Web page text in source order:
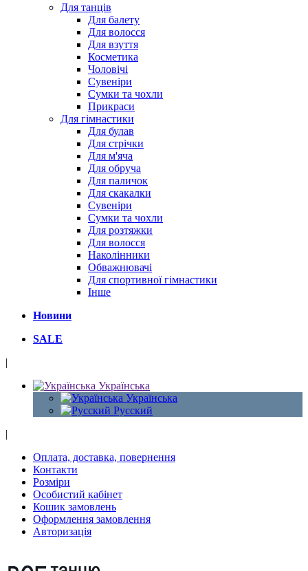
Для танців
Для балету
Для волосся
Для взуття
Косметика
Чоловічі
Сувеніри
Сумки та чохли
Прикраси
Для гімнастики
Для булав
Для стрічки
Для м'яча
Для обруча
Для паличок
Для скакалки
Сувеніри
Сумки та чохли
Для розтяжки
Для волосся
Наколінники
Обважнювачі
Для спортивної гімнастики
Інше
Новини
SALE
|
Українська
Українська
Русский
|
Оплата, доставка, повернення
Контакти
Розміри
Особистий кабінет
Кошик замовлень
Оформлення замовлення
Авторизація